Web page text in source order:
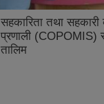
समुदायमा आधारित
बालरोगको एकीकृत
IMNCI) स्थलगत